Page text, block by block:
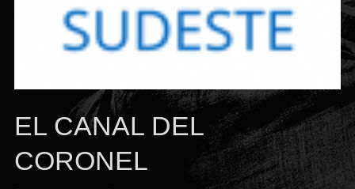
EL CANAL DEL
CORONEL